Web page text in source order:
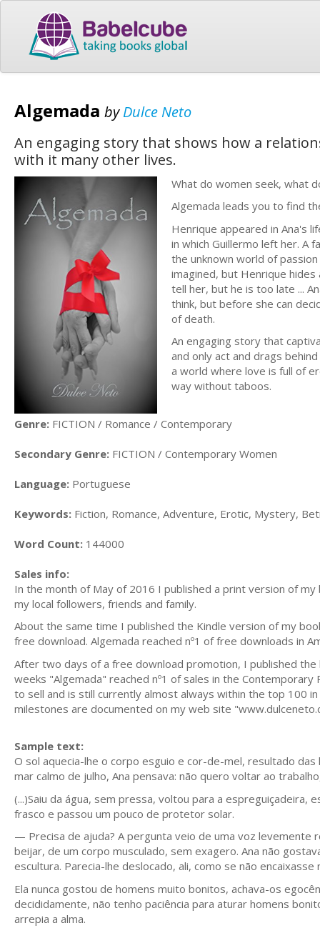
Algemada byDulce Neto
An engaging story that shows how a
with it many other lives.
What do women seek, what
Algemada leads you to find
Henrique appeared in Ana's
in which Guillermo left her. A
the unknown world of
imagined, but Henrique
tell her, but he is too late ...
think, but before she can
of death.
An engaging story that
and only act and drags
a world where love is full of
way without taboos.
Genre: FICTION / Romance / Contemporary
Secondary Genre: FICTION / Contemporary Women
Language: Portuguese
Keywords: Fiction, Romance, Adventure, Erotic, Mystery,
Word Count: 144000
Sales info:
In the month of May of 2016 I published a print version of
my local followers, friends and family.
About the same time I published the Kindle version of my
free download. Algemada reached nº1 of free downloads in
After two days of a free download promotion, I published
weeks "Algemada" reached nº1 of sales in the
to sell and is still currently almost always within the top 100
milestones are documented on my web site
Sample text:
O sol aquecia-lhe o corpo esguio e cor-de-mel, resultado
mar calmo de julho, Ana pensava: não quero voltar ao
(...)Saiu da água, sem pressa, voltou para a espreguiçadeira,
frasco e passou um pouco de protetor solar.
— Precisa de ajuda? A pergunta veio de uma voz levemente
beijar, de um corpo musculado, sem exagero. Ana não
escultura. Parecia-lhe deslocado, ali, como se não encaixasse
Ela nunca gostou de homens muito bonitos, achava-os
decididamente, não tenho paciência para aturar homens
arrepia a alma.